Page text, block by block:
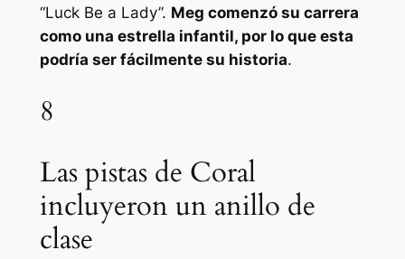
“Luck Be a Lady”. Meg comenzó su carrera
como una estrella infantil, por lo que esta
podría ser fácilmente su historia.
8
Las pistas de Coral
incluyeron un anillo de
clase